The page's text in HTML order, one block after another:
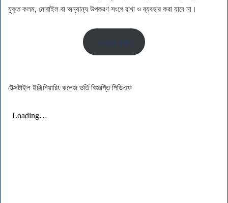
যুক্ত কলম, মোবাইল বা অন্যান্য উপকরণ সংগে রাখা ও ব্যবহার করা যাবে না।
আবেদন করুন
টেক্সটাইল ইঞ্জিনিয়ারিং কলেজ ভর্তি বিজ্ঞপ্তি পিডিএফ